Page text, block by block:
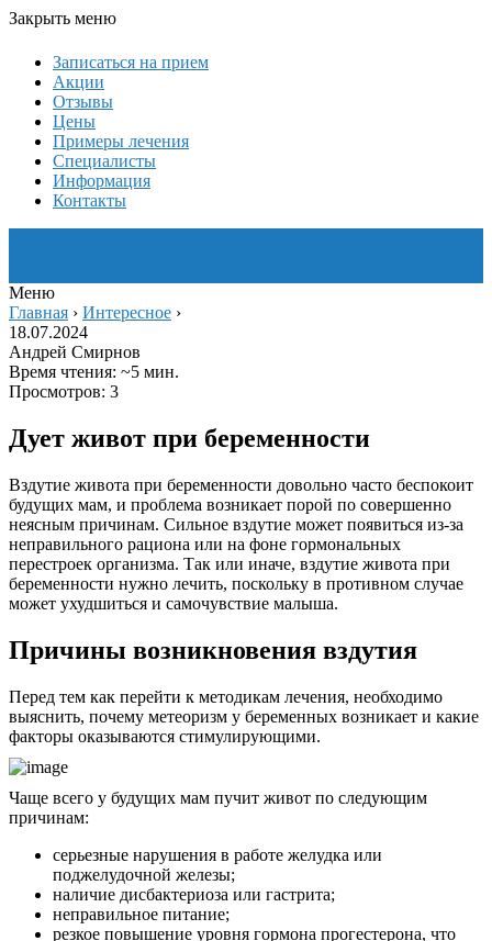
Закрыть меню
Записаться на прием
Акции
Отзывы
Цены
Примеры лечения
Специалисты
Информация
Контакты
Меню
Главная › Интересное ›
18.07.2024
Андрей Смирнов
Время чтения: ~5 мин.
Просмотров: 3
Дует живот при беременности
Вздутие живота при беременности довольно часто беспокоит
будущих мам, и проблема возникает порой по совершенно
неясным причинам. Сильное вздутие может появиться из-за
неправильного рациона или на фоне гормональных
перестроек организма. Так или иначе, вздутие живота при
беременности нужно лечить, поскольку в противном случае
может ухудшиться и самочувствие малыша.
Причины возникновения вздутия
Перед тем как перейти к методикам лечения, необходимо
выяснить, почему метеоризм у беременных возникает и какие
факторы оказываются стимулирующими.
Чаще всего у будущих мам пучит живот по следующим
причинам:
серьезные нарушения в работе желудка или
поджелудочной железы;
наличие дисбактериоза или гастрита;
неправильное питание;
резкое повышение уровня гормона прогестерона, что